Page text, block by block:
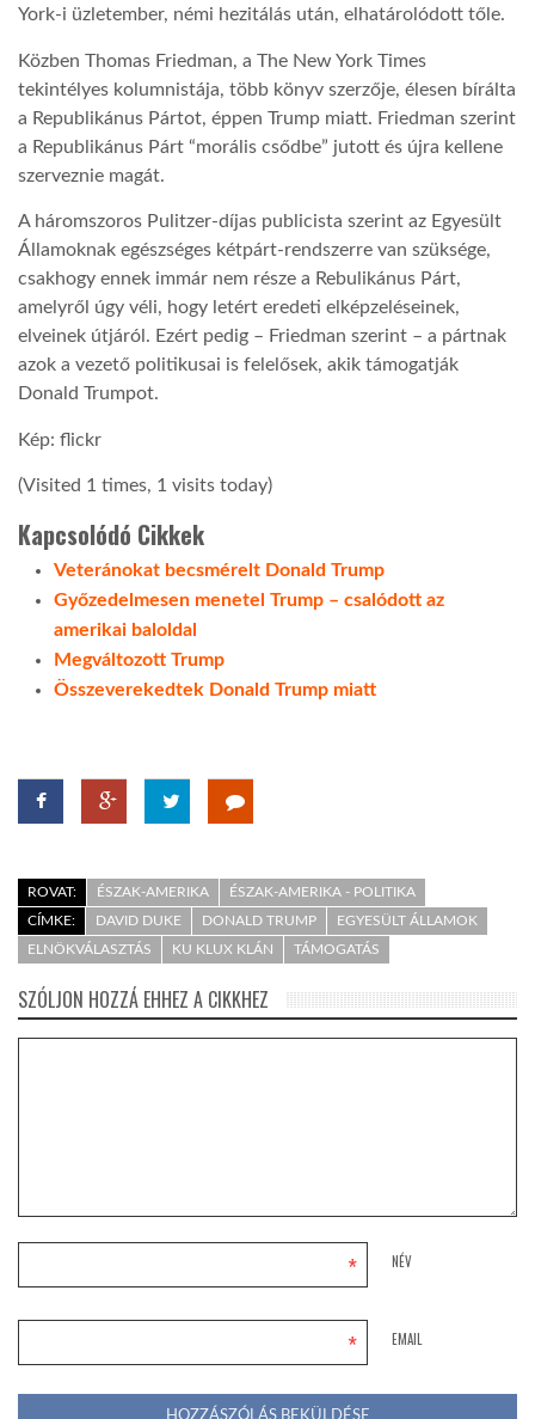
York-i üzletember, némi hezitálás után, elhatárolódott tőle.
Közben Thomas Friedman, a The New York Times
tekintélyes kolumnistája, több könyv szerzője, élesen bírálta
a Republikánus Pártot, éppen Trump miatt. Friedman szerint
a Republikánus Párt “morális csődbe” jutott és újra kellene
szerveznie magát.
A háromszoros Pulitzer-díjas publicista szerint az Egyesült
Államoknak egészséges kétpárt-rendszerre van szüksége,
csakhogy ennek immár nem része a Rebulikánus Párt,
amelyről úgy véli, hogy letért eredeti elképzeléseinek,
elveinek útjáról. Ezért pedig – Friedman szerint – a pártnak
azok a vezető politikusai is felelősek, akik támogatják
Donald Trumpot.
Kép: flickr
(Visited 1 times, 1 visits today)
Kapcsolódó Cikkek
Veteránokat becsmérelt Donald Trump
Győzedelmesen menetel Trump – csalódott az
amerikai baloldal
Megváltozott Trump
Összeverekedtek Donald Trump miatt
ROVAT: ÉSZAK-AMERIKA
ÉSZAK-AMERIKA - POLITIKA
CÍMKE:
DAVID DUKE DONALD TRUMP
EGYESÜLT ÁLLAMOK
ELNÖKVÁLASZTÁS
KU KLUX KLÁN TÁMOGATÁS
SZÓLJON HOZZÁ EHHEZ A CIKKHEZ
NÉV
*
EMAIL
*